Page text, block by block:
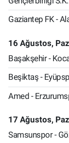
Gaziantep FK -
16 Ağustos,
Başakşehir -
Beşiktaş -
Amed -
17 Ağustos,
Samsunspor -